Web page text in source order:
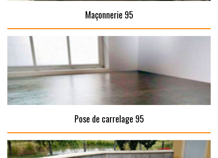
Maçonnerie 95
Pose de carrelage 95